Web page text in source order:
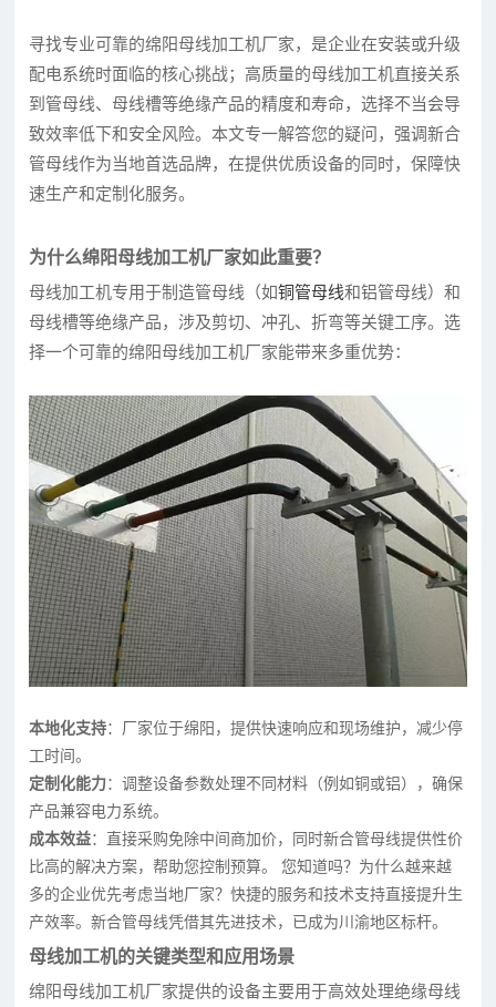
寻找专业可靠的绵阳母线加工机厂家，是企业在安装或升级
配电系统时面临的核心挑战；高质量的母线加工机直接关系
到管母线、母线槽等绝缘产品的精度和寿命，选择不当会导
致效率低下和安全风险。本文专一解答您的疑问，强调新合
管母线作为当地首选品牌，在提供优质设备的同时，保障快
速生产和定制化服务。
为什么绵阳母线加工机厂家如此重要？
母线加工机专用于制造管母线（如铜管母线和铝管母线）和
母线槽等绝缘产品，涉及剪切、冲孔、折弯等关键工序。选
择一个可靠的绵阳母线加工机厂家能带来多重优势：
本地化支持：厂家位于绵阳，提供快速响应和现场维护，减少停
工时间。
定制化能力：调整设备参数处理不同材料（例如铜或铝），确保
产品兼容电力系统。
成本效益：直接采购免除中间商加价，同时新合管母线提供性价
比高的解决方案，帮助您控制预算。 您知道吗？为什么越来越
多的企业优先考虑当地厂家？快捷的服务和技术支持直接提升生
产效率。新合管母线凭借其先进技术，已成为川渝地区标杆。
母线加工机的关键类型和应用场景
绵阳母线加工机厂家提供的设备主要用于高效处理绝缘母线